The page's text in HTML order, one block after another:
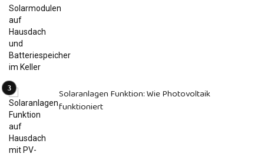
Solaranlagen Funktion: Wie Photovoltaik
funktioniert